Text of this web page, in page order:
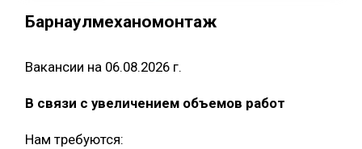
Барнаулмеханомонтаж
Вакансии на 06.08.2026 г.
В связи с увеличением объемов работ
Нам требуются: